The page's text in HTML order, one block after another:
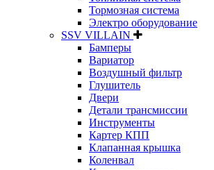
Тормозная система
Электро оборудование
SSV VILLAIN
Бамперы
Вариатор
Воздушный фильтр
Глушитель
Двери
Детали трансмиссии
Инструменты
Картер КПП
Клапанная крышка
Коленвал